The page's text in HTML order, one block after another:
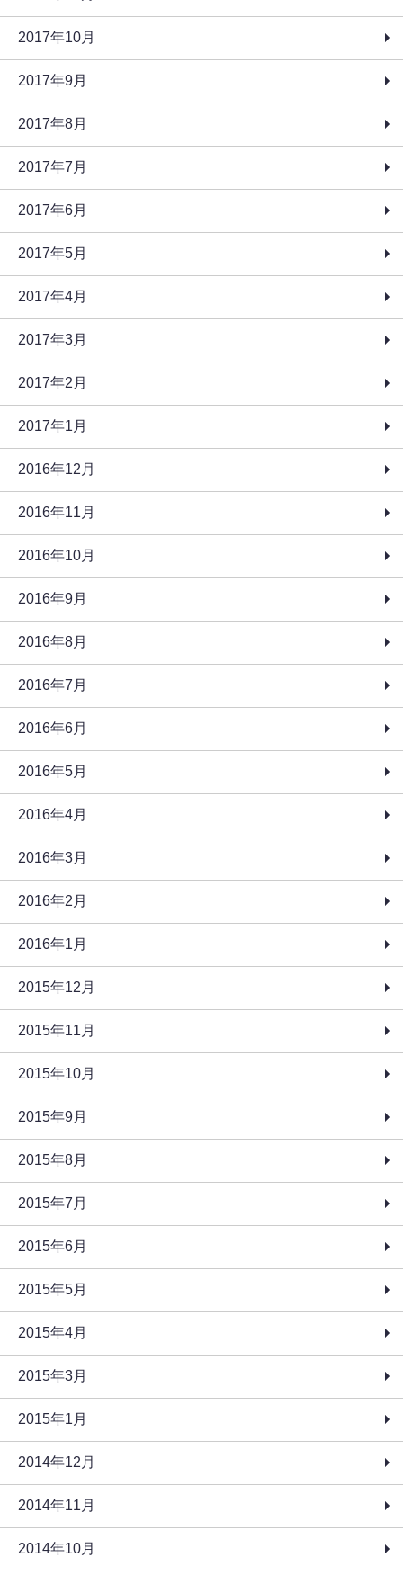
2017年10月
2017年9月
2017年8月
2017年7月
2017年6月
2017年5月
2017年4月
2017年3月
2017年2月
2017年1月
2016年12月
2016年11月
2016年10月
2016年9月
2016年8月
2016年7月
2016年6月
2016年5月
2016年4月
2016年3月
2016年2月
2016年1月
2015年12月
2015年11月
2015年10月
2015年9月
2015年8月
2015年7月
2015年6月
2015年5月
2015年4月
2015年3月
2015年1月
2014年12月
2014年11月
2014年10月